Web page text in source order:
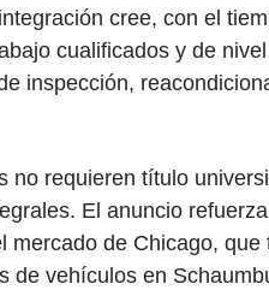
cree, con el
cualificados y de
inspección,
no requieren título
El anuncio
mercado de Chicago,
de vehículos en